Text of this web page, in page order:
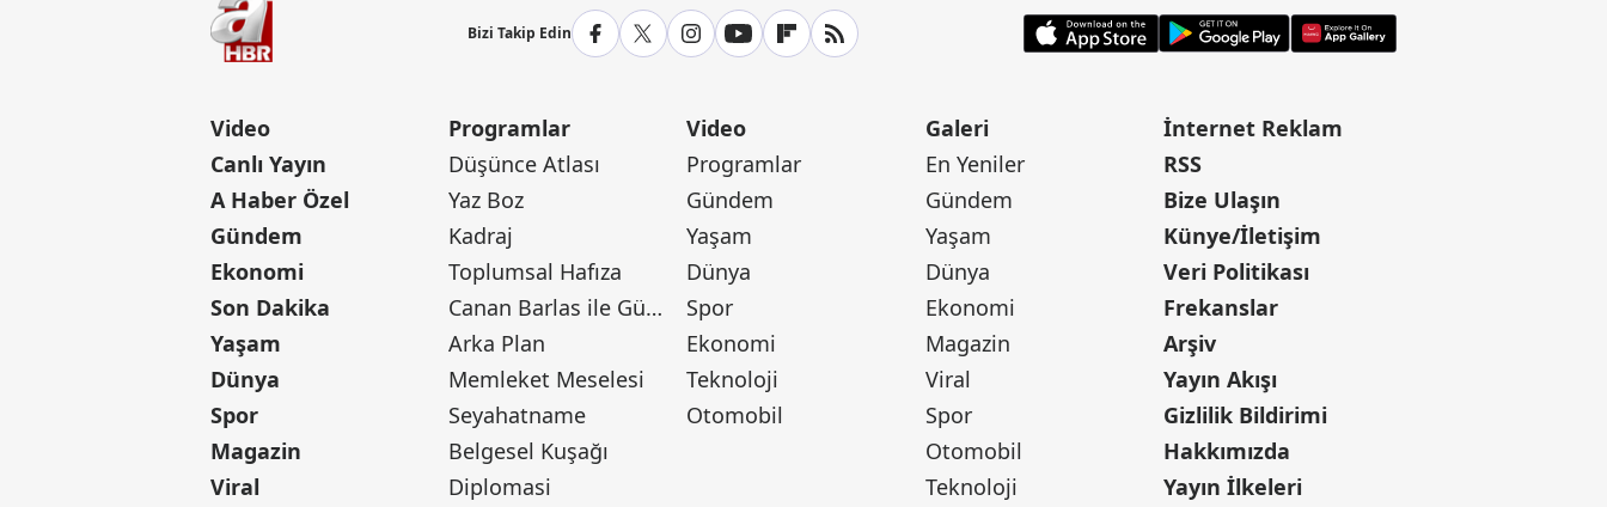
Bizi Takip Edin
Video
Canlı Yayın
A Haber Özel
Gündem
Ekonomi
Son Dakika
Yaşam
Dünya
Spor
Magazin
Viral
Programlar
Düşünce Atlası
Yaz Boz
Kadraj
Toplumsal Hafıza
Canan Barlas ile Gündem
Arka Plan
Memleket Meselesi
Seyahatname
Belgesel Kuşağı
Diplomasi
Video
Programlar
Gündem
Yaşam
Dünya
Spor
Ekonomi
Teknoloji
Otomobil
Galeri
En Yeniler
Gündem
Yaşam
Dünya
Ekonomi
Magazin
Viral
Spor
Otomobil
Teknoloji
İnternet Reklam
RSS
Bize Ulaşın
Künye/İletişim
Veri Politikası
Frekanslar
Arşiv
Yayın Akışı
Gizlilik Bildirimi
Hakkımızda
Yayın İlkeleri